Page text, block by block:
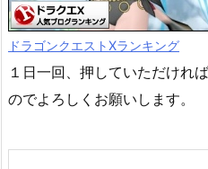
ドラゴンクエストXランキング
１日一回、押していただけれ
のでよろしくお願いします。